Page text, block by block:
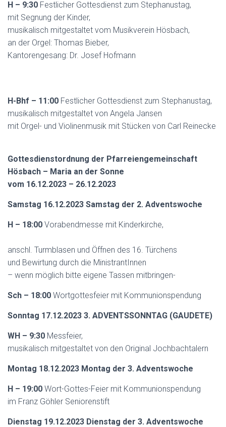
H – 9:30 Festlicher Gottesdienst zum Stephanustag,
mit Segnung der Kinder,
musikalisch mitgestaltet vom Musikverein Hösbach,
an der Orgel: Thomas Bieber,
Kantorengesang: Dr. Josef Hofmann
H-Bhf – 11:00 Festlicher Gottesdienst zum Stephanustag,
musikalisch mitgestaltet von Angela Jansen
mit Orgel- und Violinenmusik mit Stücken von Carl Reinecke
Gottesdienstordnung der Pfarreiengemeinschaft
Hösbach – Maria an der Sonne
vom 16.12.2023 – 26.12.2023
Samstag 16.12.2023 Samstag der 2. Adventswoche
H – 18:00 Vorabendmesse mit Kinderkirche,
anschl. Turmblasen und Öffnen des 16. Türchens
und Bewirtung durch die MinistrantInnen
– wenn möglich bitte eigene Tassen mitbringen-
Sch – 18:00 Wortgottesfeier mit Kommunionspendung
Sonntag 17.12.2023 3. ADVENTSSONNTAG (GAUDETE)
WH – 9:30 Messfeier,
musikalisch mitgestaltet von den Original Jochbachtalern
Montag 18.12.2023 Montag der 3. Adventswoche
H – 19:00 Wort-Gottes-Feier mit Kommunionspendung
im Franz Göhler Seniorenstift
Dienstag 19.12.2023 Dienstag der 3. Adventswoche